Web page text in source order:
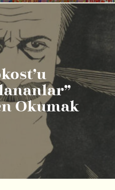
Okumak